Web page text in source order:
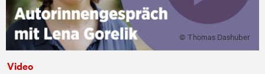
© Thomas Dashuber
Video